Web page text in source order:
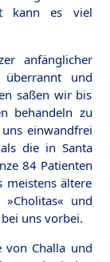
kann es viel
anfänglicher
überrannt und
saßen wir bis
behandeln zu
einwandfrei
die in Santa
84 Patienten
meistens ältere
und
uns vorbei.
von Challa und